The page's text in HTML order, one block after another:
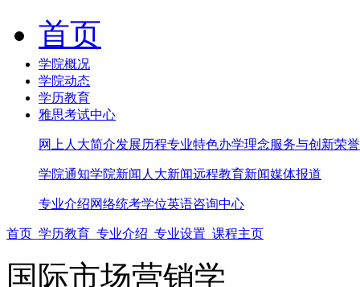
首页
学院概况
学院动态
学历教育
雅思考试中心
网上人大简介发展历程专业特色办学理念服务与创新荣
学院通知学院新闻 人大新闻远程教育新闻媒体报道
专业介绍网络统考学位英语咨询中心
首页 学历教育 专业介绍 专业设置 课程主页
国际市场营销学